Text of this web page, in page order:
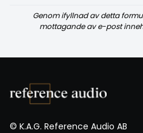
Genom ifyllnad av detta
mottagande av e-post
© K.A.G. Reference Audio AB